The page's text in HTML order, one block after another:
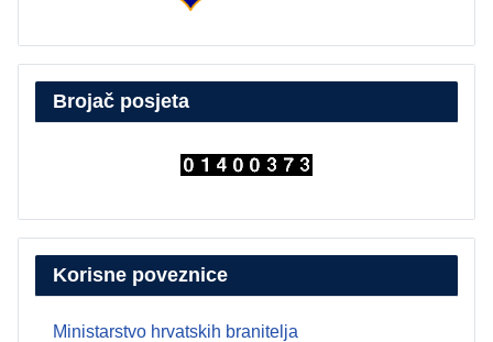
Brojač posjeta
Korisne poveznice
Ministarstvo hrvatskih branitelja